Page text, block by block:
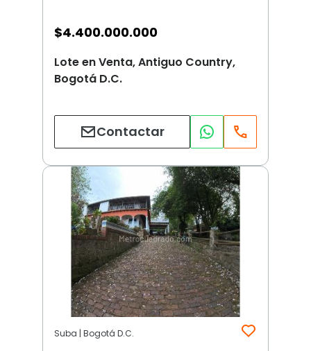
$4.400.000.000
Lote en Venta, Antiguo Country,
Bogotá D.C.
Contactar
Suba | Bogotá D.C.